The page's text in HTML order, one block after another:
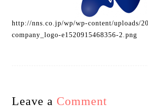
http://nns.co.jp/wp/wp-content/uploads/
company_logo-e1520915468356-2.png
Leave a Comment